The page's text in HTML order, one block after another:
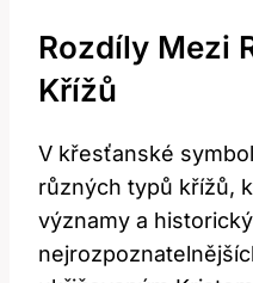
Rozdíly Mezi
Křížů
V křesťanské
různých typů křížů,
významy a